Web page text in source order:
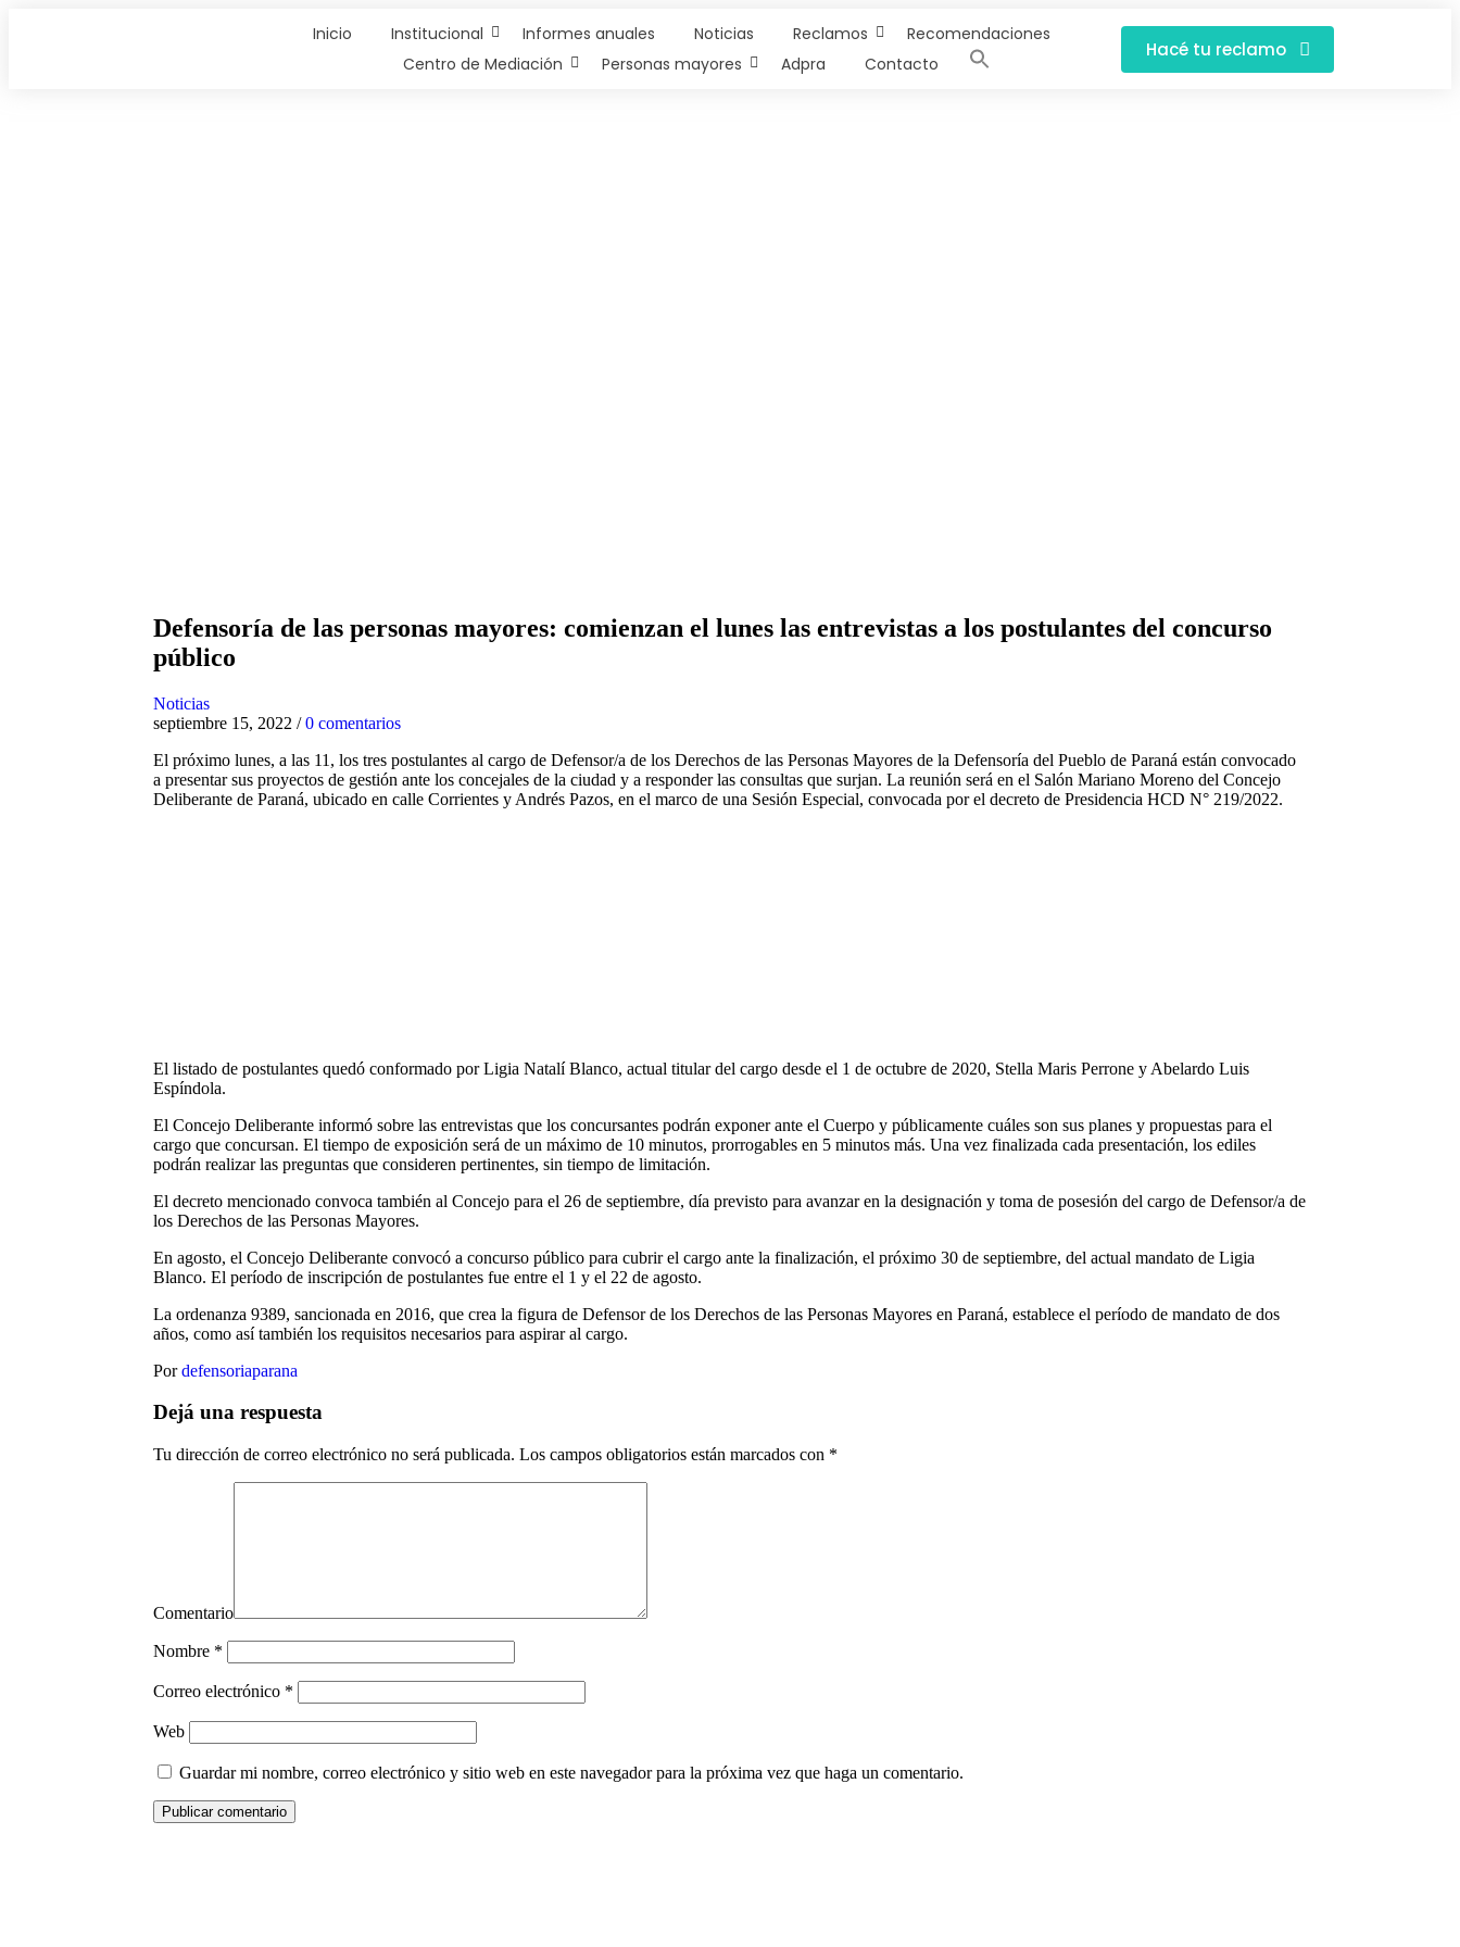
Inicio Institucional Informes anuales Noticias Reclamos
Recomendaciones
Centro de Mediación
Personas mayores Adpra Contacto
Hacé tu reclamo
Defensoría de las personas mayores: comienzan el lunes las entrevistas a los postulantes del concurso
público
Noticias
septiembre 15, 2022 / 0 comentarios
El próximo lunes, a las 11, los tres postulantes al cargo de Defensor/a de los Derechos de las Personas Mayores de la Defensoría del Pueblo de Paraná están convocado
a presentar sus proyectos de gestión ante los concejales de la ciudad y a responder las consultas que surjan. La reunión será en el Salón Mariano Moreno del Concejo
Deliberante de Paraná, ubicado en calle Corrientes y Andrés Pazos, en el marco de una Sesión Especial, convocada por el decreto de Presidencia HCD N° 219/2022.
El listado de postulantes quedó conformado por Ligia Natalí Blanco, actual titular del cargo desde el 1 de octubre de 2020, Stella Maris Perrone y Abelardo Luis
Espíndola.
El Concejo Deliberante informó sobre las entrevistas que los concursantes podrán exponer ante el Cuerpo y públicamente cuáles son sus planes y propuestas para el
cargo que concursan. El tiempo de exposición será de un máximo de 10 minutos, prorrogables en 5 minutos más. Una vez finalizada cada presentación, los ediles
podrán realizar las preguntas que consideren pertinentes, sin tiempo de limitación.
El decreto mencionado convoca también al Concejo para el 26 de septiembre, día previsto para avanzar en la designación y toma de posesión del cargo de Defensor/a de
los Derechos de las Personas Mayores.
En agosto, el Concejo Deliberante convocó a concurso público para cubrir el cargo ante la finalización, el próximo 30 de septiembre, del actual mandato de Ligia
Blanco. El período de inscripción de postulantes fue entre el 1 y el 22 de agosto.
La ordenanza 9389, sancionada en 2016, que crea la figura de Defensor de los Derechos de las Personas Mayores en Paraná, establece el período de mandato de dos
años, como así también los requisitos necesarios para aspirar al cargo.
Pordefensoriaparana
Dejá una respuesta
Tu dirección de correo electrónico no será publicada. Los campos obligatorios están marcados con *
Comentario
Nombre *
Correo electrónico *
Web
Guardar mi nombre, correo electrónico y sitio web en este navegador para la próxima vez que haga un comentario.